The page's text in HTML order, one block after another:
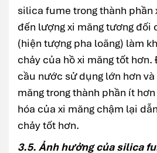
silica fume trong thành phần
đến lượng xi măng tương đối
(hiện tượng pha loãng) làm
chảy của hồ xi măng tốt
cầu nước sử dụng lớn hơn
măng trong thành phần ít
hóa của xi măng chậm lại
chảy tốt hơn.
3.5. Ảnh hưởng của silica